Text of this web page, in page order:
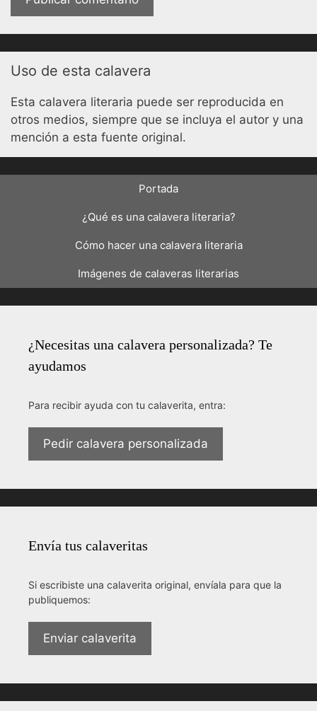
Uso de esta calavera
Esta calavera literaria puede ser reproducida en
otros medios, siempre que se incluya el autor y una
mención a esta fuente original.
Portada
¿Qué es una calavera literaria?
Cómo hacer una calavera literaria
Imágenes de calaveras literarias
¿Necesitas una calavera personalizada? Te
ayudamos
Para recibir ayuda con tu calaverita, entra:
Pedir calavera personalizada
Envía tus calaveritas
Si escribiste una calaverita original, envíala para que la
publiquemos:
Enviar calaverita